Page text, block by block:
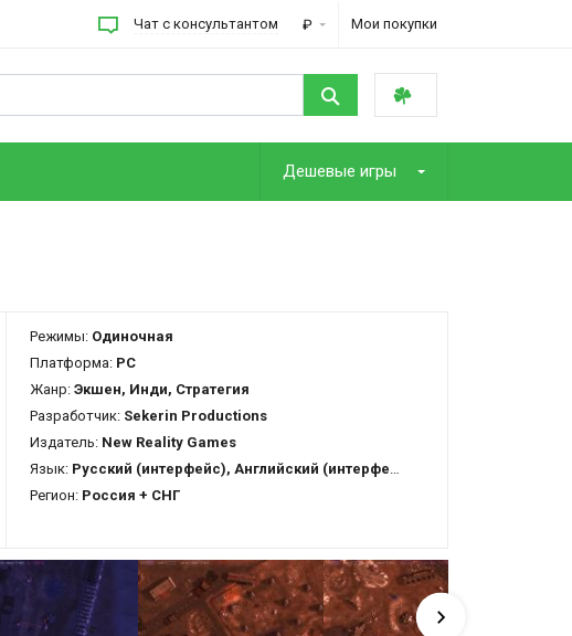
Чат с консультантом ₽ Мои покупки
Дешевые игры
Режимы: Одиночная
Платформа: PC
Жанр: Экшен, Инди, Стратегия
Разработчик: Sekerin Productions
Издатель: New Reality Games
Язык: Русский (интерфейс), Английский (интерфейс)
Регион: Россия + СНГ